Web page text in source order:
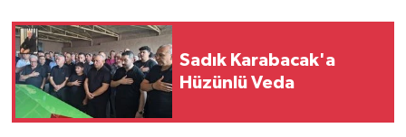
Sadık Karabacak'a
Hüzünlü Veda